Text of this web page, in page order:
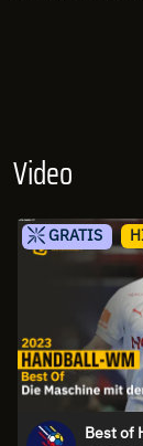
Video
GRATIS
Best of